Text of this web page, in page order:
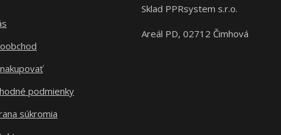
podmienky
súkromia
Sklad PPRsystem s.r.o.
Areál PD, 02712 Čimhová